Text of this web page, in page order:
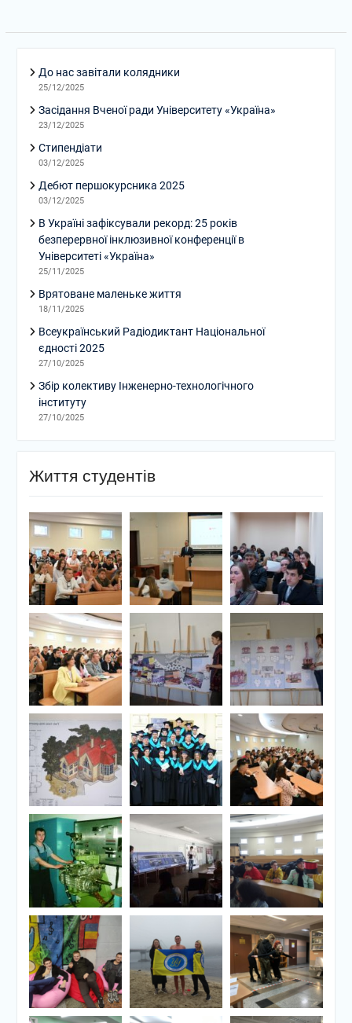
До нас завітали колядники
25/12/2025
Засідання Вченої ради Університету «Україна»
23/12/2025
Стипендіати
03/12/2025
Дебют першокурсника 2025
03/12/2025
В Україні зафіксували рекорд: 25 років
безперервної інклюзивної конференції в
Університеті «Україна»
25/11/2025
Врятоване маленьке життя
18/11/2025
Всеукраїнський Радіодиктант Національної
єдності 2025
27/10/2025
Збір колективу Інженерно-технологічного
інституту
27/10/2025
Життя студентів